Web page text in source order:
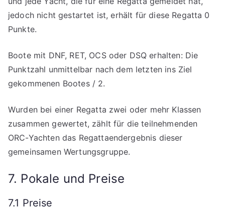
jedoch nicht gestartet ist, erhält für diese Regatta 0
Punkte.
Boote mit DNF, RET, OCS oder DSQ erhalten: Die
Punktzahl unmittelbar nach dem letzten ins Ziel
gekommenen Bootes / 2.
Wurden bei einer Regatta zwei oder mehr Klassen
zusammen gewertet, zählt für die teilnehmenden
ORC-Yachten das Regattaendergebnis dieser
gemeinsamen Wertungsgruppe.
7. Pokale und Preise
7.1 Preise